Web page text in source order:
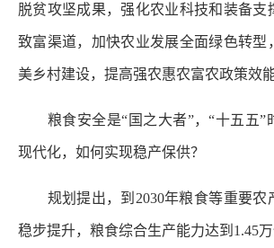
脱贫攻坚成果，强化农业科技和装备支
致富渠道，加快农业发展全面绿色转型
美乡村建设，提高强农惠农富农政策效能
粮食安全是“国之大者”，“十五五”
现代化，如何实现稳产保供？
规划提出，到2030年粮食等重要农
稳步提升，粮食综合生产能力达到1.45万